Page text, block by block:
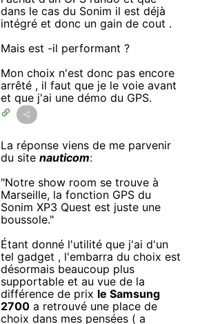
dans le cas du Sonim il est déjà
intégré et donc un gain de cout .
Mais est -il performant ?
Mon choix n'est donc pas encore
arrêté , il faut que je le voie avant
et que j'ai une démo du GPS.
La réponse viens de me parvenir
du sitenauticom:
"Notre show room se trouve à
Marseille, la fonction GPS du
Sonim XP3 Quest est juste une
boussole."
Étant donné l'utilité que j'ai d'un
tel gadget , l'embarra du choix est
désormais beaucoup plus
supportable et au vue de la
différence de prix le Samsung
2700 a retrouvé une place de
choix dans mes pensées ( a